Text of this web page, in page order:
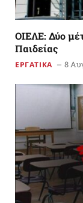
ΟΙΕΛΕ: Δύο
Παιδείας
ΕΡΓΑΤΙΚΑ 8